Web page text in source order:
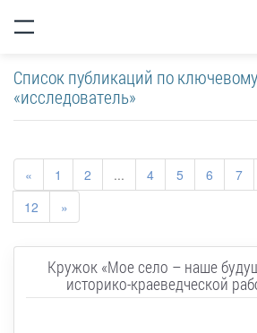
Список публикаций по
«исследователь»
« 1 2 ... 4 5 6 7
12
»
Кружок «Мое село – наше
историко-краеведческой